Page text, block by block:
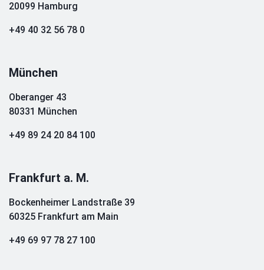
20099 Hamburg
+49 40 32 56 78 0
München
Oberanger 43
80331 München
+49 89 24 20 84 100
Frankfurt a. M.
Bockenheimer Landstraße 39
60325 Frankfurt am Main
+49 69 97 78 27 100